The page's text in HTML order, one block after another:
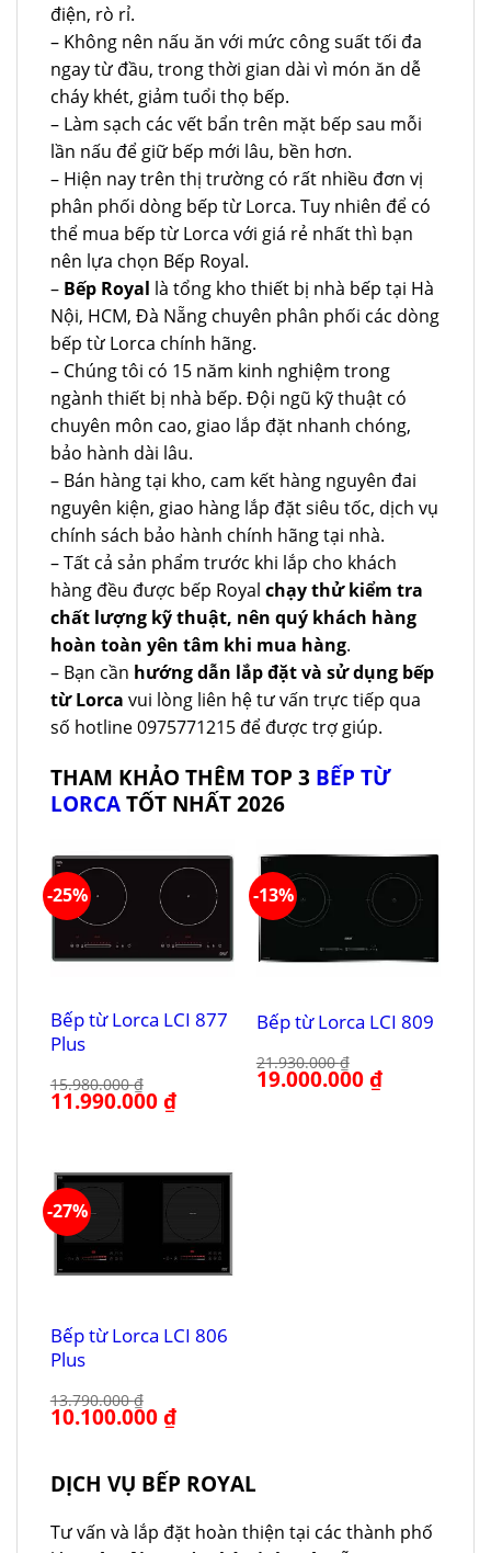
điện, rò rỉ.
– Không nên nấu ăn với mức công suất tối đa
ngay từ đầu, trong thời gian dài vì món ăn dễ
cháy khét, giảm tuổi thọ bếp.
– Làm sạch các vết bẩn trên mặt bếp sau mỗi
lần nấu để giữ bếp mới lâu, bền hơn.
– Hiện nay trên thị trường có rất nhiều đơn vị
phân phối dòng bếp từ Lorca. Tuy nhiên để có
thể mua bếp từ Lorca với giá rẻ nhất thì bạn
nên lựa chọn Bếp Royal.
– Bếp Royal là tổng kho thiết bị nhà bếp tại Hà
Nội, HCM, Đà Nẵng chuyên phân phối các dòng
bếp từ Lorca chính hãng.
– Chúng tôi có 15 năm kinh nghiệm trong
ngành thiết bị nhà bếp. Đội ngũ kỹ thuật có
chuyên môn cao, giao lắp đặt nhanh chóng,
bảo hành dài lâu.
– Bán hàng tại kho, cam kết hàng nguyên đai
nguyên kiện, giao hàng lắp đặt siêu tốc, dịch vụ
chính sách bảo hành chính hãng tại nhà.
– Tất cả sản phẩm trước khi lắp cho khách
hàng đều được bếp Royal chạy thử kiểm tra
chất lượng kỹ thuật, nên quý khách hàng
hoàn toàn yên tâm khi mua hàng.
– Bạn cần hướng dẫn lắp đặt và sử dụng bếp
từ Lorca vui lòng liên hệ tư vấn trực tiếp qua
số hotline 0975771215 để được trợ giúp.
THAM KHẢO THÊM TOP 3 BẾP TỪ
LORCATỐT NHẤT 2026
-25%
Bếp từ Lorca LCI 877
Plus
15.980.000₫
Giá
gốc
11.990.000₫Giá
hiện
-13%
Bếp từ Lorca LCI 809
21.930.000₫
Giá
gốc
19.000.000₫Giá
hiện
-27%
Bếp từ Lorca LCI 806
Plus
13.790.000₫
Giá
gốc
10.100.000₫Giá
hiện
DỊCH VỤ BẾP ROYAL
Tư vấn và lắp đặt hoàn thiện tại các thành phố